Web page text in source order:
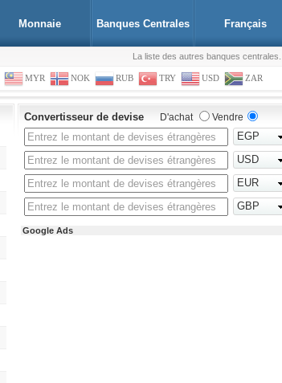
Monnaie Banques Centrales Français
La liste des autres banques centrales...
MYR NOK RUB TRY USD ZAR
Convertisseur de devise D'achat Vendre
EGP
USD
EUR
GBP
Google Ads